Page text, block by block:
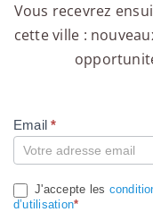
Vous recevrez
cette ville :
Compte
Email*
J'accepte les
d’utilisation*